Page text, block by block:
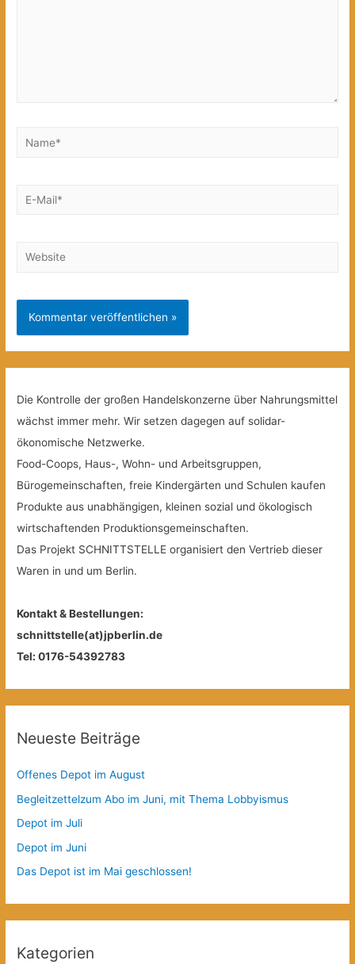
Name*
E-
Website
Die Kontrolle der großen Handelskonzerne über Nahrungsmittel
wächst immer mehr. Wir setzen dagegen auf solidar-
ökonomische Netzwerke.
Food-Coops, Haus-, Wohn- und Arbeitsgruppen,
Bürogemeinschaften, freie Kindergärten und Schulen kaufen
Produkte aus unabhängigen, kleinen sozial und ökologisch
wirtschaftenden Produktionsgemeinschaften.
Das Projekt SCHNITTSTELLE organisiert den Vertrieb dieser
Waren in und um Berlin.
Kontakt & Bestellungen:
schnittstelle(at)jpberlin.de
Tel: 0176-54392783
Neueste Beiträge
Offenes Depot im August
Begleitzettelzum Abo im Juni, mit Thema Lobbyismus
Depot im Juli
Depot im Juni
Das Depot ist im Mai geschlossen!
Kategorien